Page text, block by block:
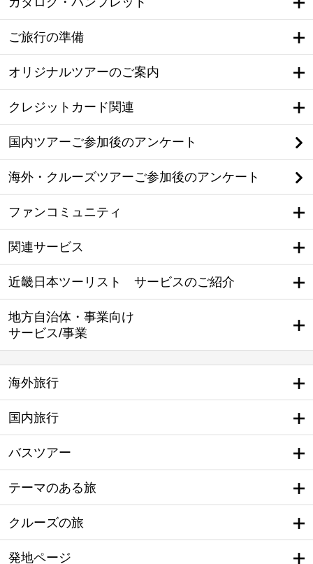
ご旅行の準備
オリジナルツアーのご案内
クレジットカード関連
国内ツアーご参加後のアンケート
海外・クルーズツアーご参加後のアンケート
ファンコミュニティ
関連サービス
近畿日本ツーリスト サービスのご紹介
地方自治体・事業向け
サービス/事業
海外旅行
国内旅行
バスツアー
テーマのある旅
クルーズの旅
発地ページ